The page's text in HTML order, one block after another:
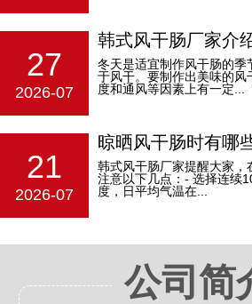
27
2026-07
韩式风干肠厂家介
冬天是适宜制作风干肠的季
于风干。要制作出美味的风
度和通风等因素上有一定...
21
2026-07
晾晒风干肠时有哪
韩式风干肠厂家提醒大家，
注意以下几点：- 选择连续
度，日平均气温在...
公司简